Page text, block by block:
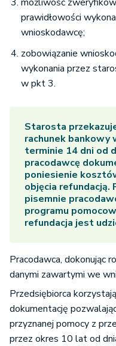
prawidłowości
wnioskodawcę;
zobowiązanie
wykonania przez
w pkt 3.
Starosta
rachunek bankowy
terminie 14 dni od
pracodawcę
poniesienie
objęcia
pisemnie
programu
refundacja jest
Pracodawca, dokonując
danymi zawartymi we
Przedsiębiorca
dokumentację
przyznanej pomocy z
przez okres 10 lat od